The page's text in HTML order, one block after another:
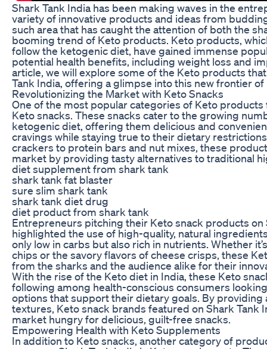
Shark Tank India has been making waves in the
variety of innovative products and ideas from
such area that has caught the attention of both the
booming trend of Keto products. Keto products,
follow the ketogenic diet, have gained immense
potential health benefits, including weight loss and
article, we will explore some of the Keto products
Tank India, offering a glimpse into this new frontier of
Revolutionizing the Market with Keto Snacks
One of the most popular categories of Keto products
Keto snacks. These snacks cater to the growing
ketogenic diet, offering them delicious and
cravings while staying true to their dietary
crackers to protein bars and nut mixes, these
market by providing tasty alternatives to traditional
diet supplement from shark tank
shark tank fat blaster
sure slim shark tank
shark tank diet drug
diet product from shark tank
Entrepreneurs pitching their Keto snack products on
highlighted the use of high-quality, natural
only low in carbs but also rich in nutrients. Whether
chips or the savory flavors of cheese crisps, these
from the sharks and the audience alike for their
With the rise of the Keto diet in India, these Keto
following among health-conscious consumers
options that support their dietary goals. By providing
textures, Keto snack brands featured on Shark Tank
market hungry for delicious, guilt-free snacks.
Empowering Health with Keto Supplements
In addition to Keto snacks, another category of